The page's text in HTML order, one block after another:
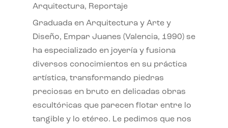
Arquitectura, Reportaje
Graduada en Arquitectura y Arte y
Diseño, Empar Juanes (Valencia, 1990) se
ha especializado en joyería y fusiona
diversos conocimientos en su práctica
artística, transformando piedras
preciosas en bruto en delicadas obras
escultóricas que parecen flotar entre lo
tangible y lo etéreo. Le pedimos que nos